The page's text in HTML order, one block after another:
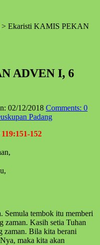
> Ekaristi KAMIS PEKAN
ADVEN I, 6
02/12/2018 Comments: 0
Padang
152
Semula tembok itu memberi
zaman. Kasih setia Tuhan
zaman. Bila kita berani
maka kita akan